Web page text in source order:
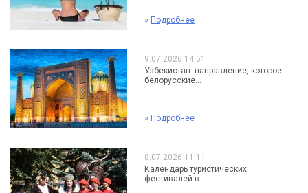
» Подробнее
9.07.2026 14:51
Узбекистан: направление, которое
белорусские...
» Подробнее
8.07.2026 11:11
Календарь туристических
фестивалей в...